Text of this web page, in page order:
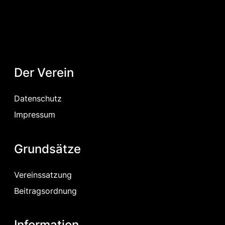
Der Verein
Datenschutz
Impressum
Grundsätze
Vereinssatzung
Beitragsordnung